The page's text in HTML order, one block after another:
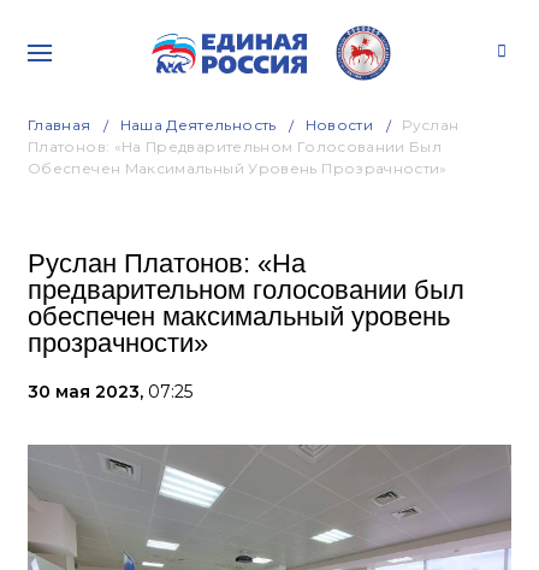
Главная Наша Деятельность Новости
Руслан
Платонов: «На Предварительном Голосовании Был
Обеспечен Максимальный Уровень Прозрачности»
Руслан Платонов: «На
предварительном голосовании был
обеспечен максимальный уровень
прозрачности»
30 мая 2023, 07:25